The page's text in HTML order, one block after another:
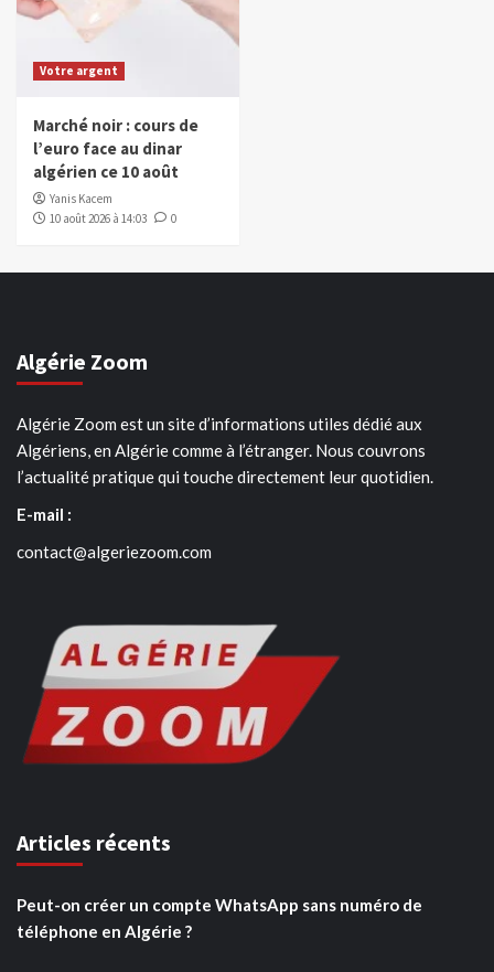
Votre argent
Marché noir : cours de
l’euro face au dinar
algérien ce 10 août
Yanis Kacem
10 août 2026 à 14:03
0
Algérie Zoom
Algérie Zoom est un site d’informations utiles dédié aux
Algériens, en Algérie comme à l’étranger. Nous couvrons
l’actualité pratique qui touche directement leur quotidien.
E-mail :
contact@algeriezoom.com
Articles récents
Peut-on créer un compte WhatsApp sans numéro de
téléphone en Algérie ?